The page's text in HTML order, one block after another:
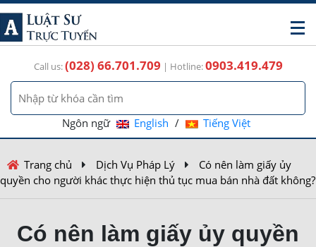
Call us:(028) 66.701.709 | Hotline:0903.419.479
Ngôn ngữ English / Tiếng Việt
Trang chủ Dịch Vụ Pháp Lý
Có nên làm giấy ủy
quyền cho người khác thực hiện thủ tục mua bán nhà đất không?
Có nên làm giấy ủy quyền